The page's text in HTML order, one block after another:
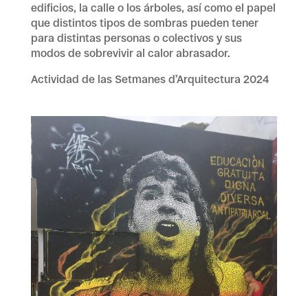
edificios, la calle o los árboles, así como el papel
que distintos tipos de sombras pueden tener
para distintas personas o colectivos y sus
modos de sobrevivir al calor abrasador.
Actividad de las Setmanes d’Arquitectura 2024